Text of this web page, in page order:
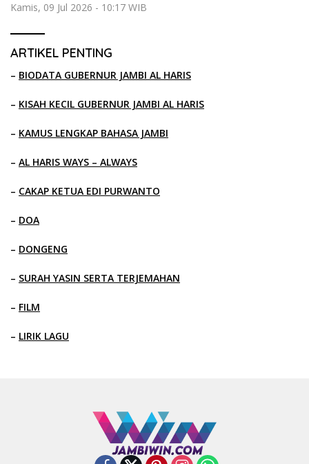
Kamis, 09 Jul 2026 - 10:17 WIB
ARTIKEL PENTING
– BIODATA GUBERNUR JAMBI AL HARIS
– KISAH KECIL GUBERNUR JAMBI AL HARIS
– KAMUS LENGKAP BAHASA JAMBI
– AL HARIS WAYS – ALWAYS
– CAKAP KETUA EDI PURWANTO
– DOA
– DONGENG
– SURAH YASIN SERTA TERJEMAHAN
– FILM
– LIRIK LAGU